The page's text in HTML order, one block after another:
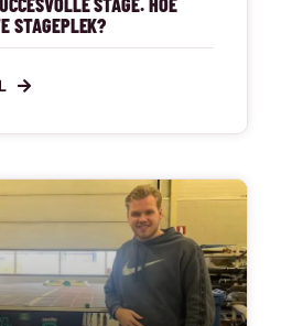
STAGEPLEK?